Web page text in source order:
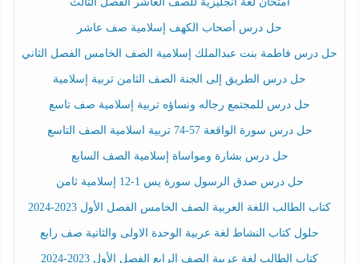
حل درس أصحاب الكهف إسلامية صف عاشر
حل درس فاطمة بنت عبدالملك إسلامية الصف الخامس الفصل الثاني
حل درس الطريق إلى الجنة الصف الثامن تربية إسلامية
حل درس للمجتمع رجاله ونساؤه تربية إسلامية صف تاسع
حل درس سورة الواقعة 57-74 تربية اسلامية الصف التاسع
حل درس بشارة ومواساة إسلامية الصف السابع
حل درس صدق الرسول سورة يس 1-12 إسلامية ثامن
كتاب الطالب اللغة العربية الصف الخامس الفصل الأول 2023-2024
حلول كتاب النشاط لغة عربية الوحدة الاولى والثانية صف رابع
كتاب الطالب لغة عربية الصف الرابع الفصل الأول 2023-2024